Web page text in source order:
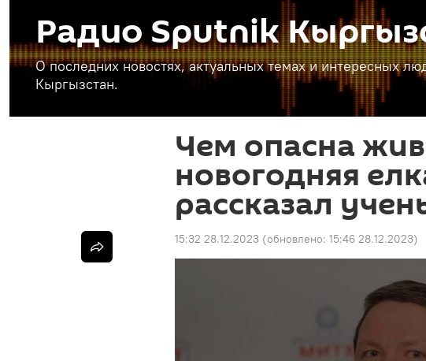
Радио Sputnik
О последних новостях, актуальных темах и интересных
Кыргызстан.
Чем опасна
новогодняя
рассказал
15:32 28.12.2023 (обновлено: 15:46 28.12.2023)